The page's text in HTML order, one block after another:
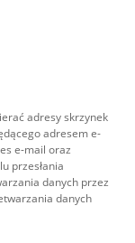
adresy skrzynek
adresem e-
e-mail oraz
przesłania
danych przez
danych